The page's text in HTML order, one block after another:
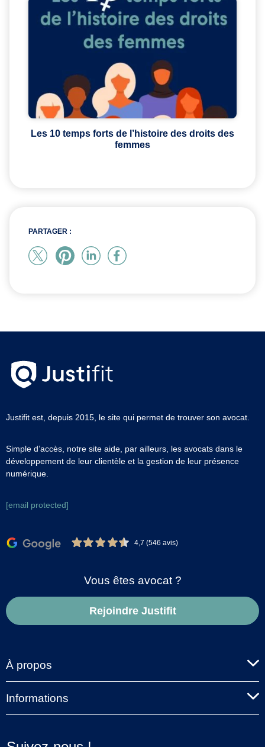
Les 10 temps forts de l’histoire des droits des
femmes
PARTAGER :
Justifit est, depuis 2015, le site qui permet de trouver son avocat.
Simple d’accès, notre site aide, par ailleurs, les avocats dans le
développement de leur clientèle et la gestion de leur présence
numérique.
[email protected]
4,7 (546 avis)
Vous êtes avocat ?
Rejoindre Justifit
À propos
Informations